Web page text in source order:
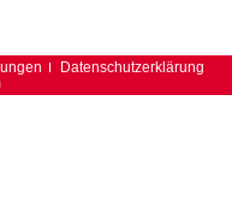
Datenschutzerklärung